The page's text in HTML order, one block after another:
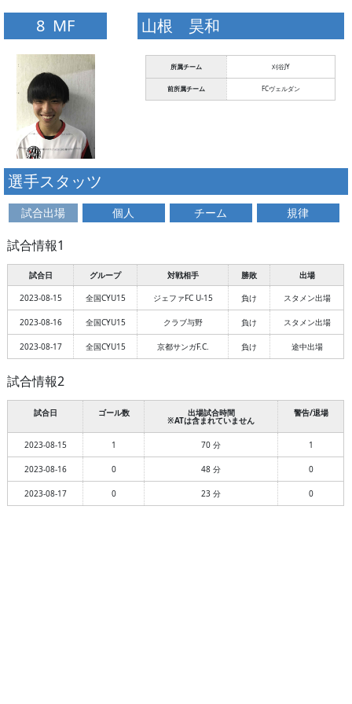
8 MF 山根 昊和
所属チーム 刈谷JY
前所属チーム FCヴェルダン
選手スタッツ
試合出場 個人 チーム 規律
試合情報1
試合日 グループ 対戦相手 勝敗 出場
2023-08-15 全国CYU15 ジェファFC U-15 負け スタメン出場
2023-08-16 全国CYU15 クラブ与野 負け スタメン出場
2023-08-17 全国CYU15 京都サンガF.C. 負け 途中出場
試合情報2
試合日 ゴール数 出場試合時間
※ATは含まれていません
警告/退場
2023-08-15 1 70 分 1
2023-08-16 0 48 分 0
2023-08-17 0 23 分 0